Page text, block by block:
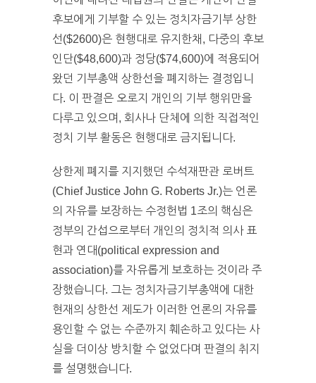
후보에게 기부할 수 있는 정치자금기부 상한
선($2600)은 현행대로 유지한채, 다중의 후보
인단($48,600)과 정당($74,600)에 적용되어
왔던 기부총액 상한선을 폐지하는 결정입니
다. 이 판결은 오로지 개인의 기부 행위만을
다루고 있으며, 회사나 단체에 의한 직접적인
정치 기부 활동은 현행대로 금지됩니다.
상한제 폐지를 지지했던 수석재판관 로버트
(Chief Justice John G. Roberts Jr.)는 언론
의 자유를 보장하는 수정헌법 1조의 핵심은
정부의 간섭으로부터 개인의 정치적 의사 표
현과 연대(political expression and
association)를 자유롭게 보호하는 것이라 주
장했습니다. 그는 정치자금기부총액에 대한
현재의 상한선 제도가 이러한 언론의 자유를
용인할 수 없는 수준까지 훼손하고 있다는 사
실을 더이상 방치할 수 없었다며 판결의 취지
를 설명했습니다.